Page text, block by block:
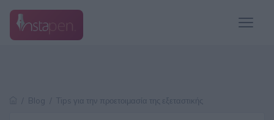
Blog Tips για την προετοιμασία της εξεταστικής